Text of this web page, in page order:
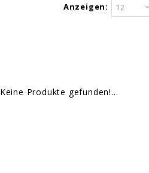
Anzeigen: 12
Keine Produkte gefunden!...